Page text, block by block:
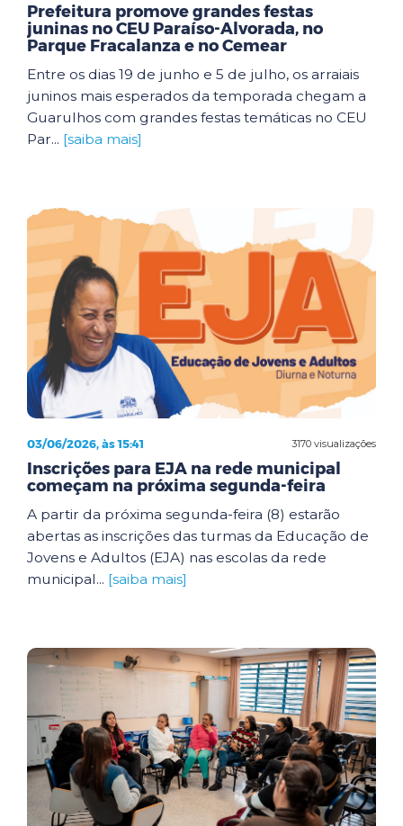
Prefeitura promove grandes festas
juninas no CEU Paraíso-Alvorada, no
Parque Fracalanza e no Cemear
Entre os dias 19 de junho e 5 de julho, os arraiais
juninos mais esperados da temporada chegam a
Guarulhos com grandes festas temáticas no CEU
Par... [saiba mais]
3170 visualizações
03/06/2026, às 15:41
Inscrições para EJA na rede municipal
começam na próxima segunda-feira
A partir da próxima segunda-feira (8) estarão
abertas as inscrições das turmas da Educação de
Jovens e Adultos (EJA) nas escolas da rede
municipal... [saiba mais]